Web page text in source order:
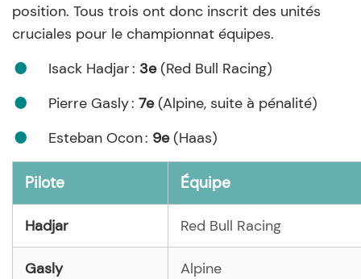
position. Tous trois ont donc inscrit des unités
cruciales pour le championnat équipes.
Isack Hadjar : 3e(Red Bull Racing)
Pierre Gasly : 7e(Alpine, suite à pénalité)
Esteban Ocon : 9e(Haas)
Pilote Équipe
Hadjar Red Bull Racing
Gasly Alpine